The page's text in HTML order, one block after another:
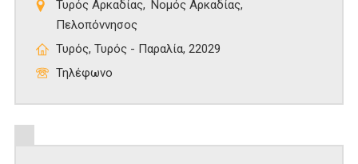
Τυρός Αρκαδίας
Νομός Αρκαδίας
Πελοπόννησος
Τυρός, Τυρός - Παραλία, 22029
Τηλέφωνο